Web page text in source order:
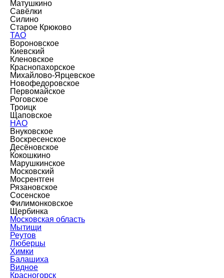
Матушкино
Савёлки
Силино
Старое Крюково
ТАО
Вороновское
Киевский
Кленовское
Краснопахорское
Михайлово-Ярцевское
Новофедоровское
Первомайское
Роговское
Троицк
Щаповское
НАО
Внуковское
Воскресенское
Десёновское
Кокошкино
Марушкинское
Московский
Мосрентген
Рязановское
Сосенское
Филимонковское
Щербинка
Московская область
Мытищи
Реутов
Люберцы
Химки
Балашиха
Видное
Красногорск